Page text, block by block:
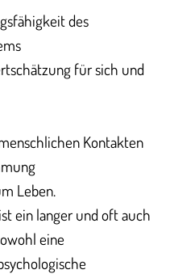
des
für sich und
Kontakten
Leben.
ein langer und oft auch
eine